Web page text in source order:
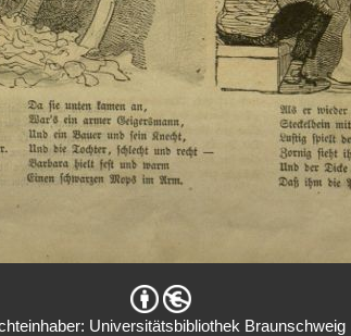
Universitätsbibliothek Braunschweig